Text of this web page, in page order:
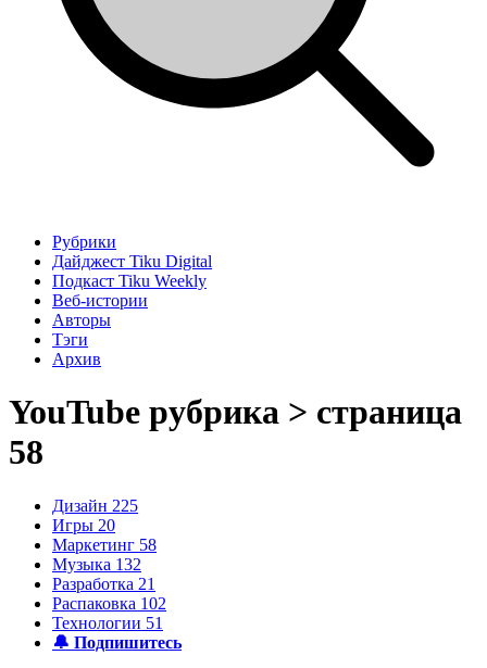
Рубрики
Дайджест Tiku Digital
Подкаст Tiku Weekly
Веб-истории
Авторы
Тэги
Архив
YouTube рубрика > страница
58
Дизайн 225
Игры 20
Маркетинг 58
Музыка 132
Разработка 21
Распаковка 102
Технологии 51
🔔 Подпишитесь